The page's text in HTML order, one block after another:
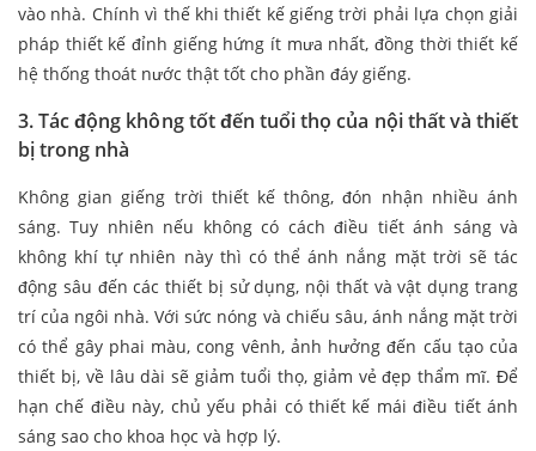
vào nhà. Chính vì thế khi thiết kế giếng trời phải lựa chọn giải
pháp thiết kế đỉnh giếng hứng ít mưa nhất, đồng thời thiết kế
hệ thống thoát nước thật tốt cho phần đáy giếng.
3. Tác động không tốt đến tuổi thọ của nội thất và thiết
bị trong nhà
Không gian giếng trời thiết kế thông, đón nhận nhiều ánh
sáng. Tuy nhiên nếu không có cách điều tiết ánh sáng và
không khí tự nhiên này thì có thể ánh nắng mặt trời sẽ tác
động sâu đến các thiết bị sử dụng, nội thất và vật dụng trang
trí của ngôi nhà. Với sức nóng và chiếu sâu, ánh nắng mặt trời
có thể gây phai màu, cong vênh, ảnh hưởng đến cấu tạo của
thiết bị, về lâu dài sẽ giảm tuổi thọ, giảm vẻ đẹp thẩm mĩ. Để
hạn chế điều này, chủ yếu phải có thiết kế mái điều tiết ánh
sáng sao cho khoa học và hợp lý.